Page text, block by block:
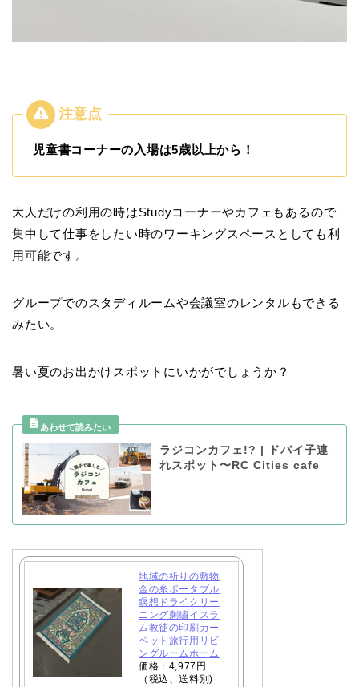
児童書コーナーの入場は5歳以上から！
大人だけの利用の時はStudyコーナーやカフェもあるので
集中して仕事をしたい時のワーキングスペースとしても利
用可能です。
グループでのスタディルームや会議室のレンタルもできる
みたい。
暑い夏のお出かけスポットにいかがでしょうか？
ラジコンカフェ!? | ドバイ子連
れスポット〜RC Cities cafe
地域の祈りの敷物
金の糸ポータブル
瞑想ドライクリー
ニング刺繍イスラ
ム教徒の印刷カー
ペット旅行用リビ
ングルームホーム
価格：4,977円
（税込、送料別)